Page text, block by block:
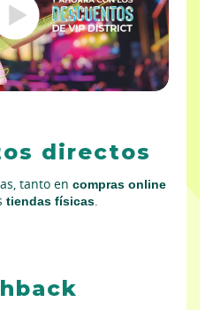
directos
tanto en compras online
tiendas físicas.